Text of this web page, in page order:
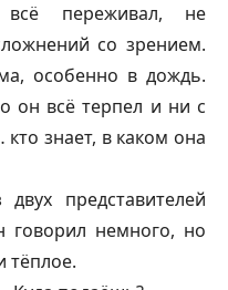
переживал, не
со зрением.
особенно в дождь.
он всё терпел и ни с
знает, в каком она
представителей
говорил немного, но
тёплое.